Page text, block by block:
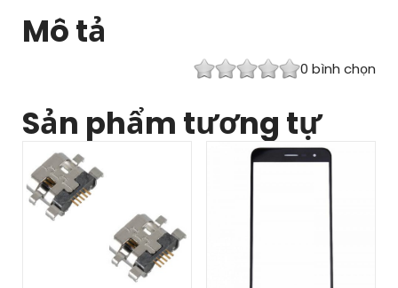
Mô tả
0 bình chọn
Sản phẩm tương tự